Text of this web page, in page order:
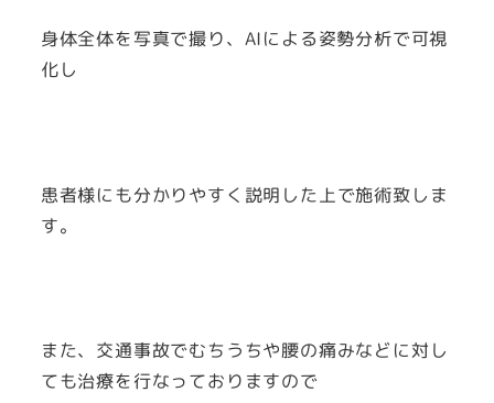
身体全体を写真で撮り、AIによる姿勢分析で可視
化し
患者様にも分かりやすく説明した上で施術致しま
す。
また、交通事故でむちうちや腰の痛みなどに対し
ても治療を行なっておりますので